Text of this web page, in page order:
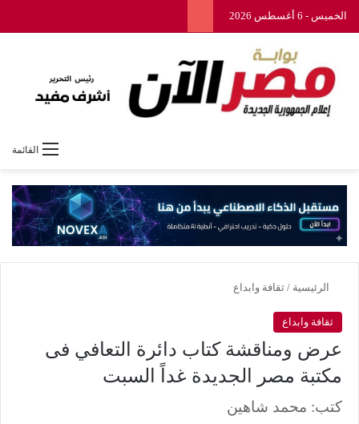
الخميس - 6 أغسطس 2026
القائمة
الرئيسية / ثقافة وابداع
ثقافة وابداع
عرض ومناقشة كتاب دائرة التعافي فى
مكتبة مصر الجديدة غداً السبت
كتب: محمد شاهين